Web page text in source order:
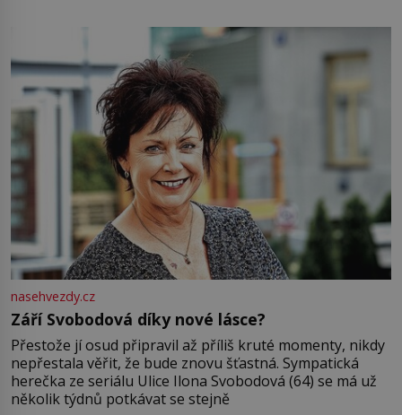
Jsme spolu moc rádi Tehdy byla jiná doba, když
nasehvezdy.cz
Září Svobodová díky nové lásce?
Přestože jí osud připravil až příliš kruté momenty, nikdy
nepřestala věřit, že bude znovu šťastná. Sympatická
herečka ze seriálu Ulice Ilona Svobodová (64) se má už
několik týdnů potkávat se stejně